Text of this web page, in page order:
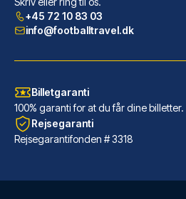
Overnatter du ved Radisson Blu...
+45 72 10 83 03
info@footballtravel.dk
Billetgaranti
100% garanti for at du får dine billetter.
Rejsegaranti
Rejsegarantifonden # 3318